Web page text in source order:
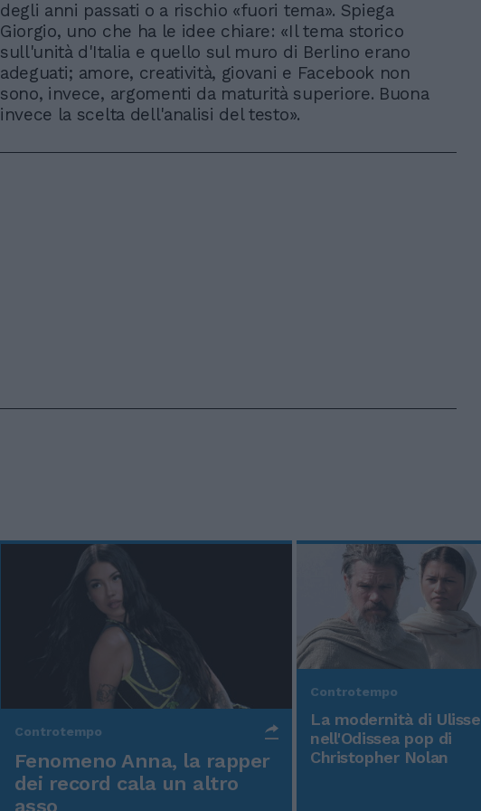
degli anni passati o a rischio «fuori tema». Spiega
Giorgio, uno che ha le idee chiare: «Il tema storico
sull'unità d'Italia e quello sul muro di Berlino erano
adeguati; amore, creatività, giovani e Facebook non
sono, invece, argomenti da maturità superiore. Buona
invece la scelta dell'analisi del testo».
Controtempo
Fenomeno Anna, la rapper
dei record cala un altro
asso
Controtempo
La modernità di Ulisse
nell'Odissea pop di
Christopher Nolan